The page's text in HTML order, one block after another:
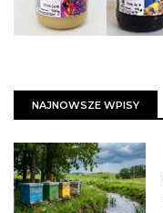
NAJNOWSZE WPISY